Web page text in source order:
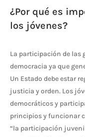
¿Por qué es
los jóvenes?
La participación de las
democracia ya que
Un Estado debe estar
justicia y orden. Los
democráticos y
principios y funcionar
“la participación